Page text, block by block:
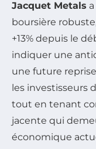
Jacquet Metals
boursière
+13% depuis le
indiquer une
une future
les investisseurs
tout en tenant
jacente qui
économique